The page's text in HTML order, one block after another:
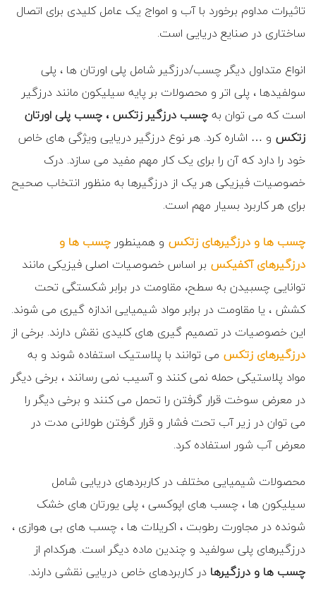
تاثیرات مداوم برخورد با آب و امواج یک عامل کلیدی برای اتصال
ساختاری در صنایع دریایی است.
انواع متداول دیگر چسب/درزگیر شامل پلی اورتان ها ، پلی
سولفیدها ، پلی اتر و محصولات بر پایه سیلیکون مانند درزگیر
است که می توان بهچسب درزگیر زتکس ، چسب پلی اورتان
زتکس و … اشاره کرد. هر نوع درزگیر دریایی ویژگی های خاص
خود را دارد که آن را برای یک کار مهم مفید می سازد. درک
خصوصیات فیزیکی هر یک از درزگیرها به منظور انتخاب صحیح
برای هر کاربرد بسیار مهم است.
چسب ها و درزگیرهای زتکس و همینطور چسب ها و
درزگیرهای آکفیکس بر اساس خصوصیات اصلی فیزیکی مانند
توانایی چسبیدن به سطح، مقاومت در برابر شکستگی تحت
کشش ، یا مقاومت در برابر مواد شیمیایی اندازه گیری می شوند.
این خصوصیات در تصمیم گیری های کلیدی نقش دارند. برخی از
درزگیرهای زتکس می توانند با پلاستیک استفاده شوند و به
مواد پلاستیکی حمله نمی کنند و آسیب نمی رسانند ، برخی دیگر
در معرض سوخت قرار گرفتن را تحمل می کنند و برخی دیگر را
می توان در زیر آب تحت فشار و قرار گرفتن طولانی مدت در
معرض آب شور استفاده کرد.
محصولات شیمیایی مختلف در کاربردهای دریایی شامل
سیلیکون ها ، چسب های اپوکسی ، پلی یورتان های خشک
شونده در مجاورت رطوبت ، اکریلات ها ، چسب های بی هوازی ،
درزگیرهای پلی سولفید و چندین ماده دیگر است. هرکدام از
چسب ها و درزگیرها در کاربردهای خاص دریایی نقشی دارند.